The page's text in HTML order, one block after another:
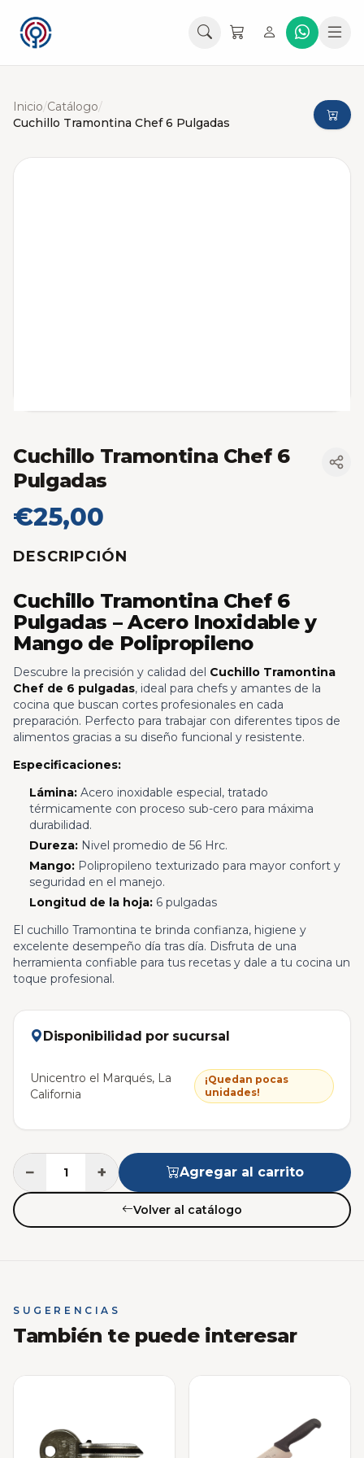
Inicio/Catálogo/
Cuchillo Tramontina Chef 6 Pulgadas
Cuchillo Tramontina Chef 6
Pulgadas
€25,00
DESCRIPCIÓN
Cuchillo Tramontina Chef 6
Pulgadas – Acero Inoxidable y
Mango de Polipropileno
Descubre la precisión y calidad del Cuchillo Tramontina
Chef de 6 pulgadas, ideal para chefs y amantes de la
cocina que buscan cortes profesionales en cada
preparación. Perfecto para trabajar con diferentes tipos de
alimentos gracias a su diseño funcional y resistente.
Especificaciones:
Lámina:Acero inoxidable especial, tratado
térmicamente con proceso sub-cero para máxima
durabilidad.
Dureza:Nivel promedio de 56 Hrc.
Mango:Polipropileno texturizado para mayor confort y
seguridad en el manejo.
Longitud de la hoja:6 pulgadas
El cuchillo Tramontina te brinda confianza, higiene y
excelente desempeño día tras día. Disfruta de una
herramienta confiable para tus recetas y dale a tu cocina un
toque profesional.
Disponibilidad por sucursal
Unicentro el Marqués, La
California
¡Quedan pocas
unidades!
− + Agregar al carrito
Volver al catálogo
SUGERENCIAS
También te puede interesar